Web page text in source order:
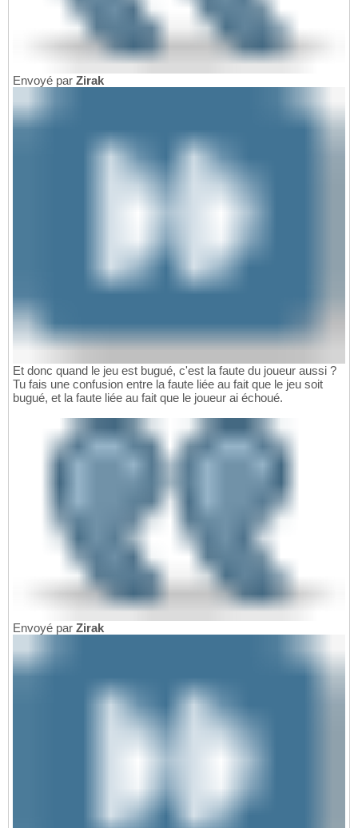
Envoyé par Zirak
Et donc quand le jeu est bugué, c'est la faute du joueur aussi ?
Tu fais une confusion entre la faute liée au fait que le jeu soit
bugué, et la faute liée au fait que le joueur ai échoué.
Envoyé par Zirak